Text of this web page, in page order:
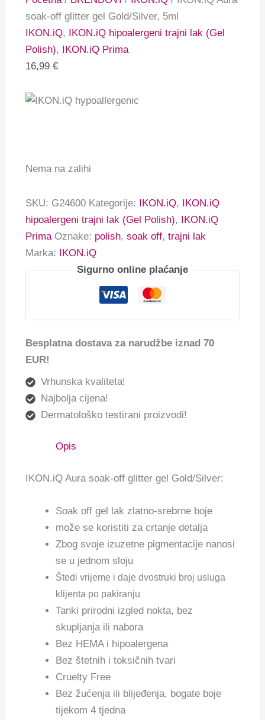
soak-off glitter gel Gold/Silver, 5ml
IKON.iQ, IKON.iQ hipoalergeni trajni lak (Gel
Polish), IKON.iQ Prima
16,99€
Nema na zalihi
SKU: G24600 Kategorije: IKON.iQ,
IKON.iQ
hipoalergeni trajni lak (Gel Polish),
IKON.iQ
Prima Oznake: polish,soak off,trajni lak
Marka:
IKON.iQ
Sigurno online plaćanje
Besplatna dostava za narudžbe iznad 70
EUR!
Vrhunska kvaliteta!
Najbolja cijena!
Dermatološko testirani proizvodi!
Opis
IKON.iQ Aura soak-off glitter gel Gold/Silver:
Soak off gel lak zlatno-srebrne boje
može se koristiti za crtanje detalja
Zbog svoje izuzetne pigmentacije nanosi
se u jednom sloju
Štedi vrijeme i daje dvostruki broj usluga
klijenta po pakiranju
Tanki prirodni izgled nokta, bez
skupljanja ili nabora
Bez HEMA i hipoalergena
Bez štetnih i toksičnih tvari
Cruelty Free
Bez žućenja ili blijeđenja, bogate boje
tijekom 4 tjedna